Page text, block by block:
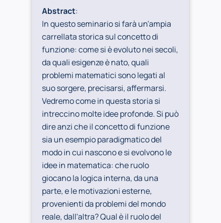
Abstract:
In questo seminario si farà un'ampia
carrellata storica sul concetto di
funzione: come si è evoluto nei secoli,
da quali esigenze è nato, quali
problemi matematici sono legati al
suo sorgere, precisarsi, affermarsi.
Vedremo come in questa storia si
intreccino molte idee profonde. Si può
dire anzi che il concetto di funzione
sia un esempio paradigmatico del
modo in cui nascono e si evolvono le
idee in matematica: che ruolo
giocano la logica interna, da una
parte, e le motivazioni esterne,
provenienti da problemi del mondo
reale, dall'altra? Qual è il ruolo del